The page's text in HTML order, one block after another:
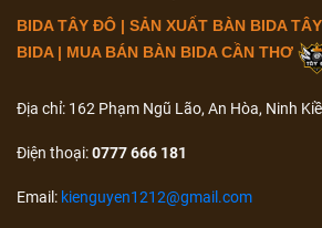
BIDA TÂY ĐÔ | SẢN XUẤT BÀN BIDA
BIDA | MUA BÁN BÀN BIDA CẦN THƠ
Địa chỉ: 162 Phạm Ngũ Lão, An Hòa, Ninh
Điện thoại:0777 666 181
Email: kienguyen1212@gmail.com